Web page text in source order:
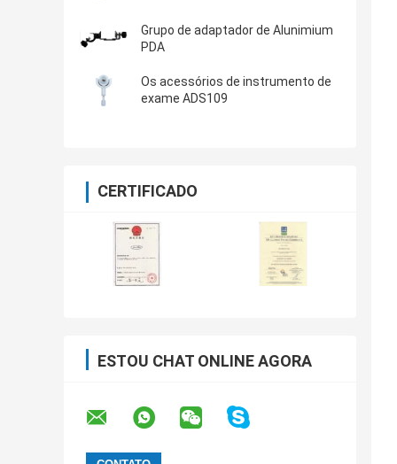
Grupo de adaptador de Alunimium
PDA
Os acessórios de instrumento de
exame ADS109
CERTIFICADO
ESTOU CHAT ONLINE AGORA